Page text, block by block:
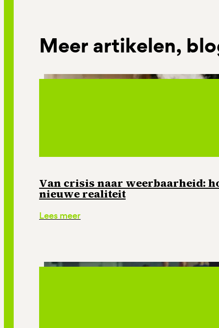
Meer artikelen,
Van crisis naar weerbaarheid:
nieuwe realiteit
Lees meer